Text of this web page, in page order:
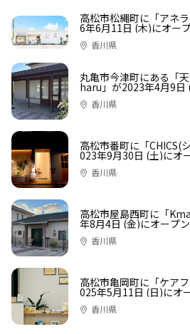
高松市松縄町に「アネ
6年6月11日 (木)にオー
香川県
丸亀市今津町にある「
haru」が2023年4月9日
香川県
高松市番町に「
023年9月30日 (土)にオ
香川県
高松市屋島西町に「
年8月4日 (金)にオープン
香川県
高松市亀岡町に「ケア
025年5月11日 (日)にオ
香川県